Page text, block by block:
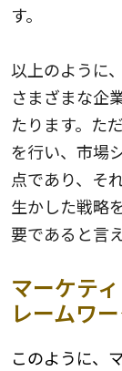
す。
以上のように
さまざまな企
たります。た
を行い、市場
点であり、そ
生かした戦略
要であると言
マーケテ
レームワ
このように、